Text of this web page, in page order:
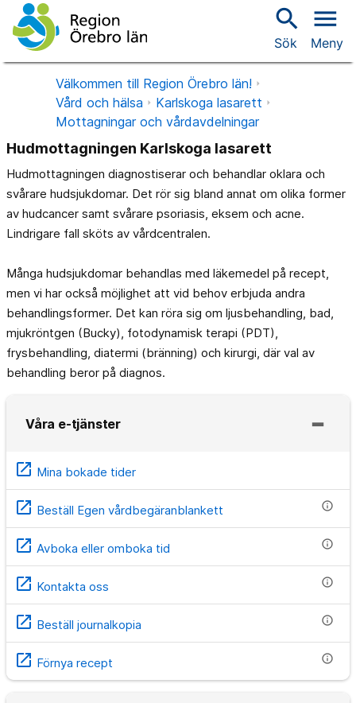
search
Sök
menu
Meny
Välkommen till Region Örebro län!
Vård och hälsa
Karlskoga lasarett
Mottagningar och vårdavdelningar
Hudmottagningen Karlskoga lasarett
Hudmottagningen diagnostiserar och behandlar oklara och
svårare hudsjukdomar. Det rör sig bland annat om olika former
av hudcancer samt svårare psoriasis, eksem och acne.
Lindrigare fall sköts av vårdcentralen.
Många hudsjukdomar behandlas med läkemedel på recept,
men vi har också möjlighet att vid behov erbjuda andra
behandlingsformer. Det kan röra sig om ljusbehandling, bad,
mjukröntgen (Bucky), fotodynamisk terapi (PDT),
frysbehandling, diatermi (bränning) och kirurgi, där val av
behandling beror på diagnos.
Våra e-tjänster
open_in_new Mina bokade tider
open_in_new Beställ Egen vårdbegäranblankett info
open_in_new Avboka eller omboka tid info
open_in_new Kontakta oss info
open_in_new Beställ journalkopia info
open_in_new Förnya recept info